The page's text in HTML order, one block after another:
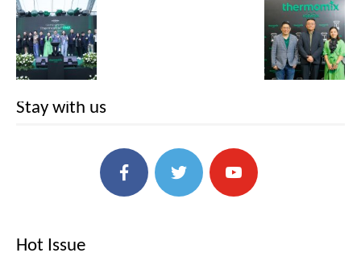
Stay with us
Hot Issue